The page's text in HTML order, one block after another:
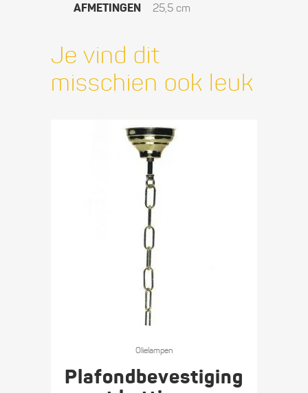
AFMETINGEN 25,5 cm
Je vind dit
misschien ook leuk
Olie­lampen
Plafondbevestiging